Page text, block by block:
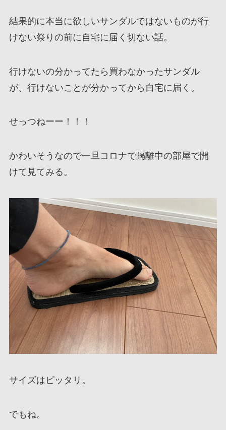
結果的に本当に欲しいサンダルではないものが行
けない祭りの前に自宅に届く切ない話。
行けないの分かってたら買わなかったサンダル
が、行けないことが分かってから自宅に届く。
せっつねーー！！！
かわいそうなので一旦コロナで隔離中の部屋で開
けて見てみる。
サイズはピッタリ。
でもね。